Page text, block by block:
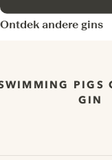
Ontdek andere gins
PIGS
GIN